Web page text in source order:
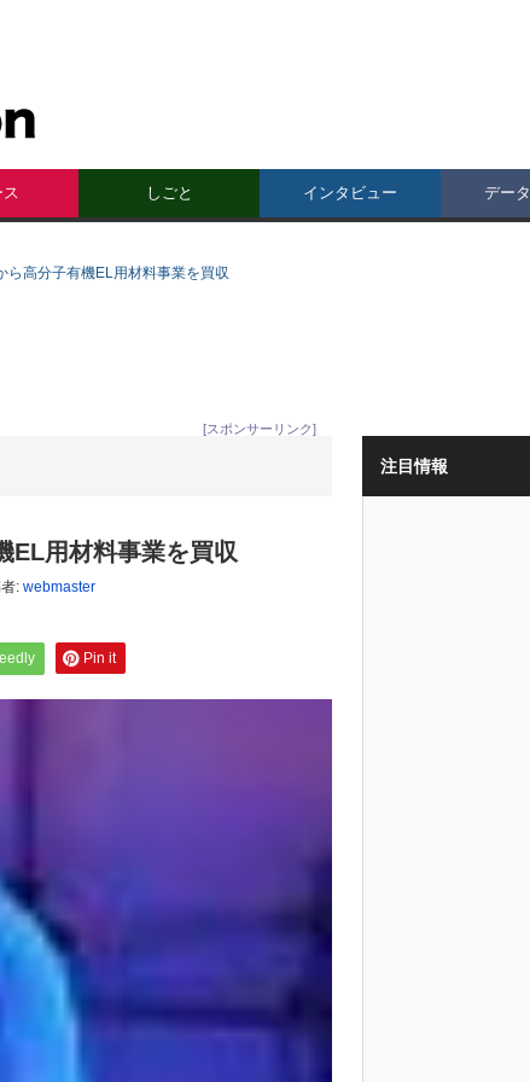
ス しごと インタビュー デー
高分子有機EL用材料事業を買収
[スポンサーリンク]
EL用材料事業を買収
: webmaster
Pin it
注目情報